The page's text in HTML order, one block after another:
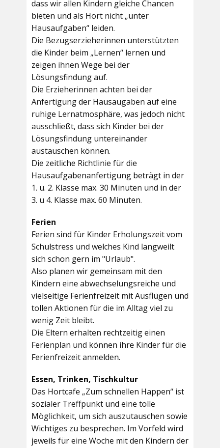
dass wir allen Kindern gleiche Chancen
bieten und als Hort nicht „unter
Hausaufgaben“ leiden.
Die Bezugserzieherinnen unterstützten
die Kinder beim „Lernen“ lernen und
zeigen ihnen Wege bei der
Lösungsfindung auf.
Die Erzieherinnen achten bei der
Anfertigung der Hausaugaben auf eine
ruhige Lernatmosphäre, was jedoch nicht
ausschließt, dass sich Kinder bei der
Lösungsfindung untereinander
austauschen können.
Die zeitliche Richtlinie für die
Hausaufgabenanfertigung beträgt in der
1. u. 2. Klasse max. 30 Minuten und in der
3. u 4. Klasse max. 60 Minuten.
Ferien
Ferien sind für Kinder Erholungszeit vom
Schulstress und welches Kind langweilt
sich schon gern im "Urlaub".
Also planen wir gemeinsam mit den
Kindern eine abwechselungsreiche und
vielseitige Ferienfreizeit mit Ausflügen und
tollen Aktionen für die im Alltag viel zu
wenig Zeit bleibt.
Die Eltern erhalten rechtzeitig einen
Ferienplan und können ihre Kinder für die
Ferienfreizeit anmelden.
Essen, Trinken, Tischkultur
Das Hortcafe „Zum schnellen Happen“ ist
sozialer Treffpunkt und eine tolle
Möglichkeit, um sich auszutauschen sowie
Wichtiges zu besprechen. Im Vorfeld wird
jeweils für eine Woche mit den Kindern der